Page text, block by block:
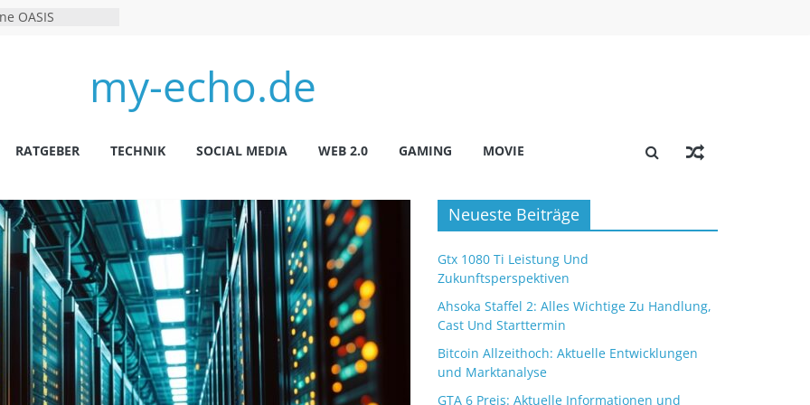
OASIS
Alles Wichtige Zu
Und Starttermin
Marktanalyse
Informationen
my-echo.de
RATGEBER TECHNIK SOCIAL MEDIA WEB 2.0 GAMING MOVIE
Neueste Beiträge
Gtx 1080 Ti Leistung Und
Zukunftsperspektiven
Ahsoka Staffel 2: Alles Wichtige Zu Handlung,
Cast Und Starttermin
Bitcoin Allzeithoch: Aktuelle Entwicklungen
und Marktanalyse
GTA 6 Preis: Aktuelle Informationen und